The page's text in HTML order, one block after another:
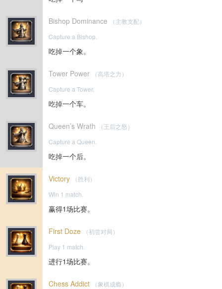
Bishop Dominance
（主教支配）
Capture a Bishop.
吃掉一个象。
Tower Power
（高塔之力）
Capture a Tower.
吃掉一个车。
Queen’s Wrath
（王后之怒）
Capture a Queen.
吃掉一个后。
Victory
（胜利）
Win 1 match.
赢得1场比赛。
First Doze
（初尝对局）
Play 1 match.
进行1场比赛。
Chess Addict
（象棋成瘾）